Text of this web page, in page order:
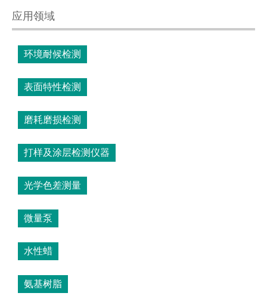
应用领域
环境耐候检测
表面特性检测
磨耗磨损检测
打样及涂层检测仪器
光学色差测量
微量泵
水性蜡
氨基树脂